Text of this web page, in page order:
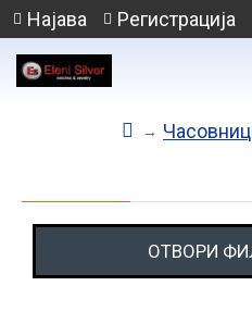
Најава Регистрација
ОТВОРИ